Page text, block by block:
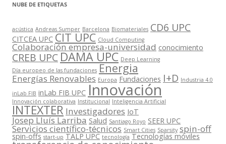
NUBE DE ETIQUETAS
acústica Andreas Sumper Barcelona Biomateriales CD6 UPC
CITCEA UPC CIT UPC Cloud Computing
Colaboración empresa-universidad conocimiento
CREB UPCDAMA UPC Deep Learning
Día europeo de las fundaciones Energia
Energías Renovables Europa Fundaciones I+D Industria 4.0
inLab FIB inLab FIB UPC Innovación
Innovación colaborativa Institucional Inteligencia Artificial
INTEXTER Investigadores IoT
Josep Lluís Larriba Salud Santiago Royo SEER UPC
Servicios científico-técnicos Smart Cities Sparsity spin-off
spin-offs start-up TALP UPC tecnología Tecnologías móviles